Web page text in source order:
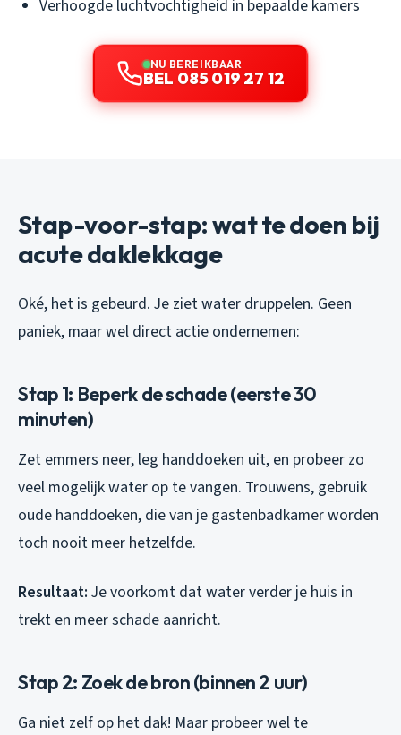
Verhoogde luchtvochtigheid in bepaalde kamers
NU BEREIKBAAR
BEL 085 019 27 12
Stap-voor-stap: wat te doen bij
acute daklekkage
Oké, het is gebeurd. Je ziet water druppelen. Geen
paniek, maar wel direct actie ondernemen:
Stap 1: Beperk de schade (eerste 30
minuten)
Zet emmers neer, leg handdoeken uit, en probeer zo
veel mogelijk water op te vangen. Trouwens, gebruik
oude handdoeken, die van je gastenbadkamer worden
toch nooit meer hetzelfde.
Resultaat: Je voorkomt dat water verder je huis in
trekt en meer schade aanricht.
Stap 2: Zoek de bron (binnen 2 uur)
Ga niet zelf op het dak! Maar probeer wel te